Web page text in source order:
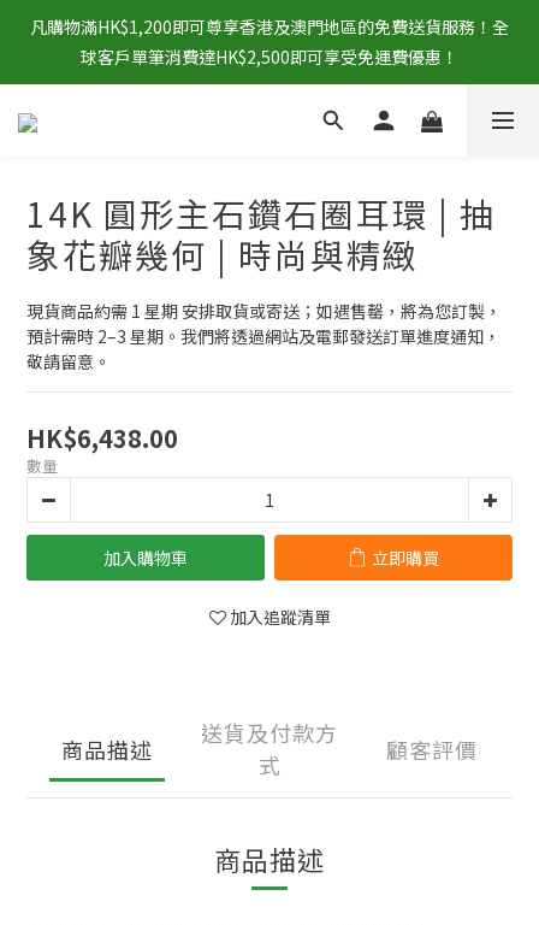
凡購物滿HK$1,200即可尊享香港及澳門地區的免費送貨服務！全
球客戶單筆消費達HK$2,500即可享受免運費優惠！
14K 圓形主石鑽石圈耳環 | 抽
象花瓣幾何 | 時尚與精緻
現貨商品約需 1 星期 安排取貨或寄送；如遇售罄，將為您訂製，
預計需時 2–3 星期。我們將透過網站及電郵發送訂單進度通知，
敬請留意。
HK$6,438.00
數量
加入購物車 立即購買
加入追蹤清單
商品描述
送貨及付款方
式
顧客評價
商品描述